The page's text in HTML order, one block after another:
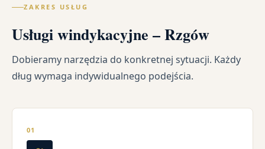
ZAKRES USŁUG
Usługi windykacyjne – Rzgów
Dobieramy narzędzia do konkretnej sytuacji. Każdy
dług wymaga indywidualnego podejścia.
01